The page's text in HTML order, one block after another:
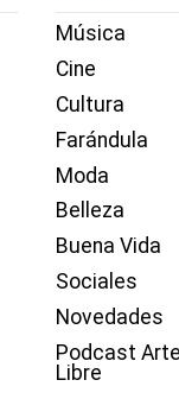
Música
Cine
Cultura
Farándula
Moda
Belleza
Buena Vida
Sociales
Novedades
Podcast Arte
Libre